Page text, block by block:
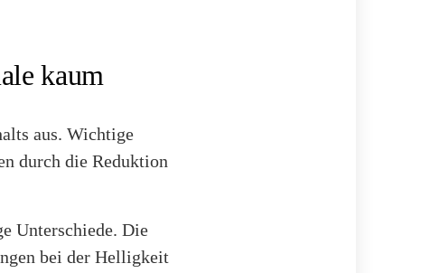
kaum
aus. Wichtige
durch die Reduktion
Unterschiede. Die
bei der Helligkeit